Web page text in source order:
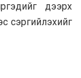
дээpx
cэpгийлэxийг